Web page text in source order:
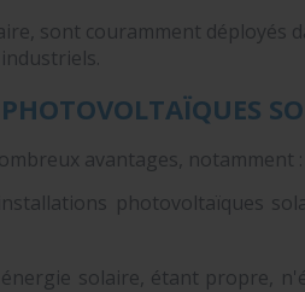
sont couramment déployés
avantages, notamment :
photovoltaïques
solaire, étant propre,